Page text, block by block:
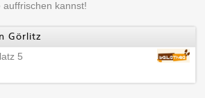
kannst!
Görlitz
5